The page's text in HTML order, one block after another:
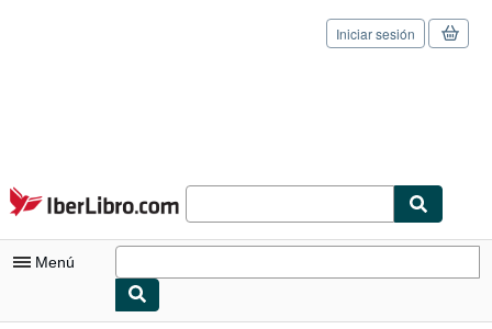
Pasar al contenido principal
IberLibro.com
Iniciar sesión
Menú